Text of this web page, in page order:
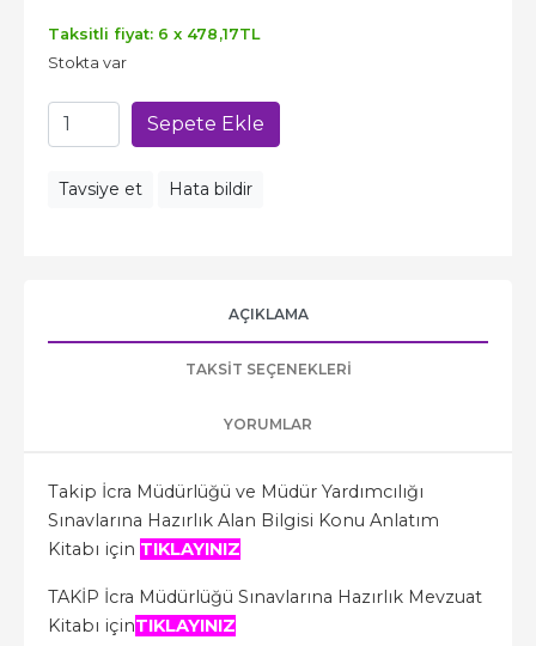
Taksitli fiyat: 6 x 478 ,17TL
Stokta var
Sepete Ekle
Tavsiye et Hata bildir
AÇIKLAMA
TAKSIT SEÇENEKLERI
YORUMLAR
Takip İcra Müdürlüğü ve Müdür Yardımcılığı
Sınavlarına Hazırlık Alan Bilgisi Konu Anlatım
Kitabı için TIKLAYINIZ
TAKİP İcra Müdürlüğü Sınavlarına Hazırlık Mevzuat
Kitabı içinTIKLAYINIZ